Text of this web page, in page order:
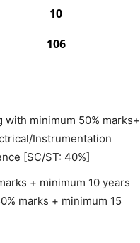
10
106
minimum 50% marks+
Instrumentation
[SC/ST: 40%]
+ minimum 10 years
marks + minimum 15